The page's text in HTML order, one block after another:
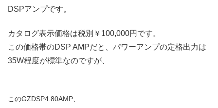
DSPアンプです。
カタログ表示価格は税別￥100,000円です。
この価格帯のDSP AMPだと、パワーアンプの定格出力は
35W程度が標準なのですが、
このGZDSP4.80AMP、